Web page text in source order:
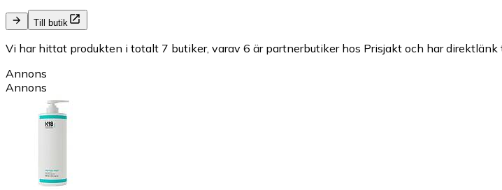
Till butik
Vi har hittat produkten i totalt 7 butiker, varav 6 är partnerbutiker hos Prisjakt och har direktlänk
Annons
Annons